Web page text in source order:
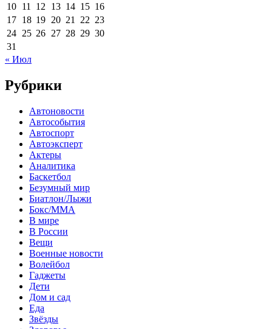
10 11 12 13 14 15 16
17 18 19 20 21 22 23
24 25 26 27 28 29 30
31
« Июл
Рубрики
Автоновости
Автособытия
Автоспорт
Автоэксперт
Актеры
Аналитика
Баскетбол
Безумный мир
Биатлон/Лыжи
Бокс/MMA
В мире
В России
Вещи
Военные новости
Волейбол
Гаджеты
Дети
Дом и сад
Еда
Звёзды